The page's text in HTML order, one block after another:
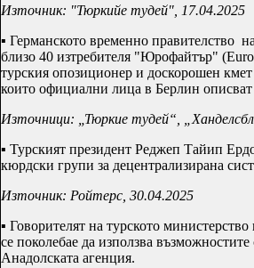
Източник: "Тюркийе тудей", 17.04.2025
▪ Германското временно правителство
близо 40 изтребителя "Юрофайтър" (
турския опозиционер и доскорошен
които официални лица в Берлин описват
Източници: „Тюркие тудей“,
▪ Турският президент Реджеп Тайип
кюрдски групи за децентрализирана
Източник: Ройтерс, 30.04.2025
▪ Говорителят на турското
се поколебае да използва
Анадолската агенция.